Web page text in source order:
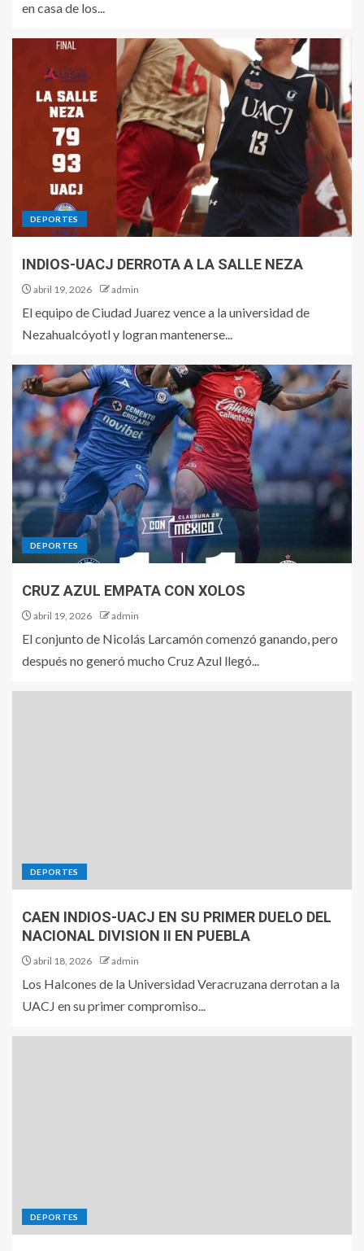
en casa de los...
DEPORTES
INDIOS-UACJ DERROTA A LA SALLE NEZA
abril 19, 2026 admin
El equipo de Ciudad Juarez vence a la universidad de
Nezahualcóyotl y logran mantenerse...
DEPORTES
CRUZ AZUL EMPATA CON XOLOS
abril 19, 2026 admin
El conjunto de Nicolás Larcamón comenzó ganando, pero
después no generó mucho Cruz Azul llegó...
DEPORTES
CAEN INDIOS-UACJ EN SU PRIMER DUELO DEL
NACIONAL DIVISION II EN PUEBLA
abril 18, 2026 admin
Los Halcones de la Universidad Veracruzana derrotan a la
UACJ en su primer compromiso...
DEPORTES